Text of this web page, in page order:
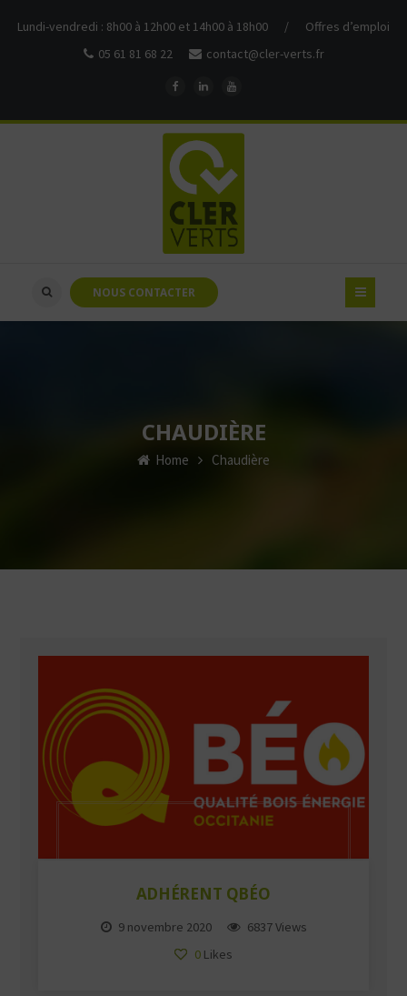
Lundi-vendredi : 8h00 à 12h00 et 14h00 à 18h00 /
Offres d’emploi
05 61 81 68 22
contact@cler-verts.fr
NOUS CONTACTER
CHAUDIÈRE
Home Chaudière
ADHÉRENT QBÉO
9 novembre 2020
6837 Views
0 Likes